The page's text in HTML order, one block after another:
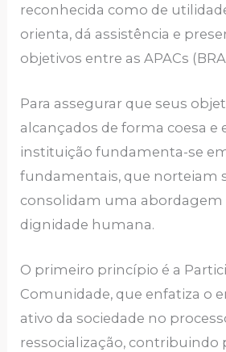
reconhecida como de
orienta, dá assistência e
objetivos entre as APACs
Para assegurar que seus
alcançados de forma coesa e
instituição fundamenta-se
fundamentais, que norteiam
consolidam uma abordagem
dignidade humana.
O primeiro princípio é a
Comunidade, que enfatiza o
ativo da sociedade no
ressocialização, contribuindo